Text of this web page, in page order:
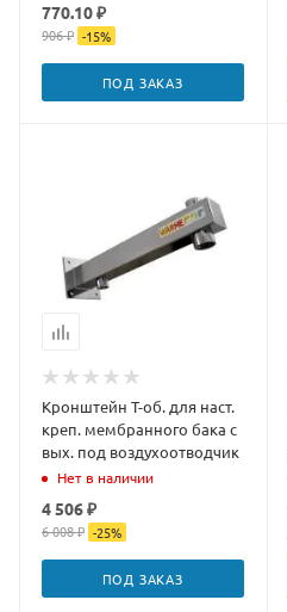
770.10 ₽
906 ₽ -15%
ПОД ЗАКАЗ
Кронштейн Т-об. для наст.
креп. мембранного бака с
вых. под воздухоотводчик
Нет в наличии
4 506 ₽
6 008 ₽ -25%
ПОД ЗАКАЗ